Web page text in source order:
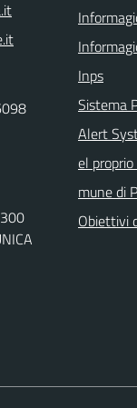
Inps
Sistema
Alert
el
mune di
Obiettivi